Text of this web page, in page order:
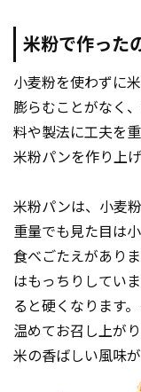
米粉で作った
小麦粉を使わずに
膨らむことがなく
料や製法に工夫を
米粉パンを作り上げ
米粉パンは、小麦
重量でも見た目は
食べごたえがあり
はもっちりしてい
ると硬くなります
温めてお召し上が
米の香ばしい風味が